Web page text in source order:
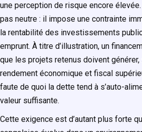
une perception de risque encore élevée.
pas neutre : il impose une contrainte
la rentabilité des investissements
emprunt. À titre d’illustration, un
que les projets retenus doivent
rendement économique et fiscal
faute de quoi la dette tend à s’auto-
valeur suffisante.
Cette exigence est d’autant plus forte